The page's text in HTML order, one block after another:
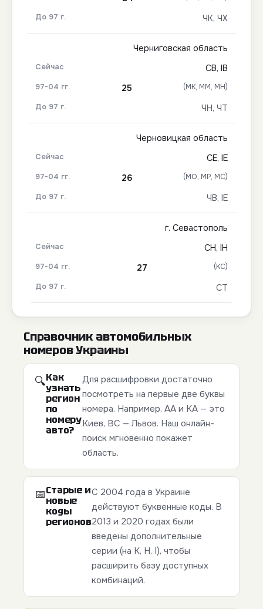
ЧК, ЧХ
Черниговская область
СВ, ІВ
25
(МК, ММ, МН)
ЧН, ЧТ
Черновицкая область
СЕ, ІЕ
26
(МО, МР, МС)
ЧВ, ІЕ
г. Севастополь
СН, ІН
27
(КС)
СТ
Справочник автомобильных
номеров Украины
🔍Как
узнать
регион
по
номеру
авто?
Для расшифровки достаточно
посмотреть на первые две буквы
номера. Например, АА и КА — это
Киев, ВС — Львов. Наш онлайн-
поиск мгновенно покажет
область.
📅Старые и
новые
коды
регионов
С 2004 года в Украине
действуют буквенные коды. В
2013 и 2020 годах были
введены дополнительные
серии (на K, H, I), чтобы
расширить базу доступных
комбинаций.